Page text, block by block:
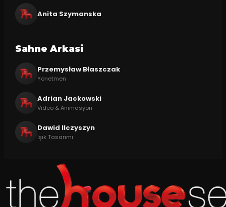
Anita Szymanska
Sahne Arkasi
Przemysław Błaszczak
Yönetmen
Adrian Jackowski
Video & Animasyon
Dawid Ilczyszyn
Işık Tasarımı